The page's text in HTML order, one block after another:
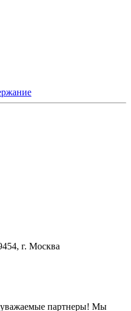
г. Москва
уважаемые партнеры! Мы